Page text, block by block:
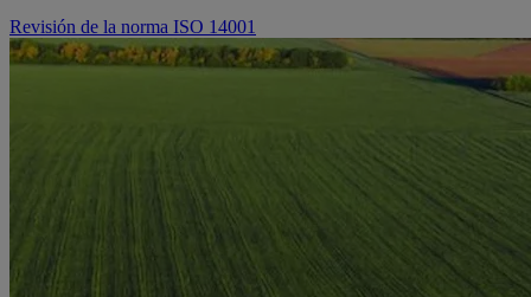
Revisión de la norma ISO 14001